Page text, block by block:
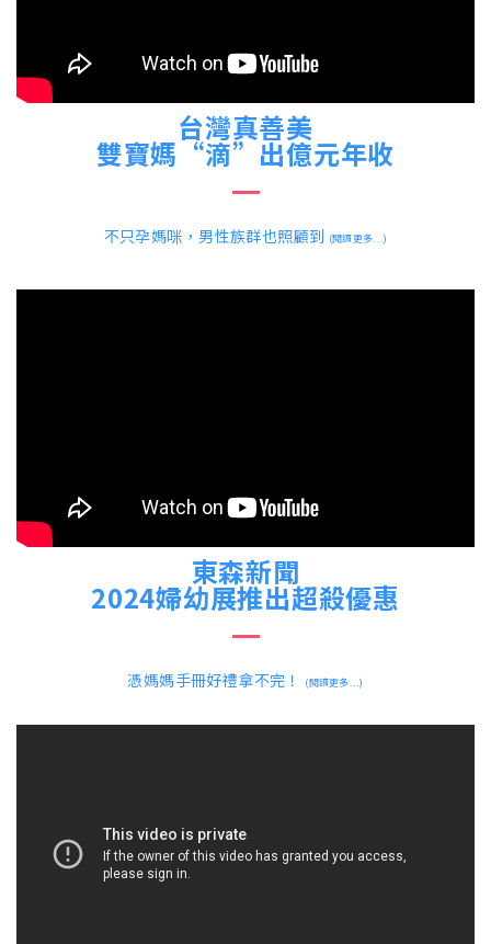
台灣真善美
雙寶媽“滴”出億元年收
不只孕媽咪，男性族群也照顧到 (閱讀更多...)
東森新聞
2024婦幼展推出超殺優惠
憑媽媽手冊好禮拿不完！ (閱讀更多...)